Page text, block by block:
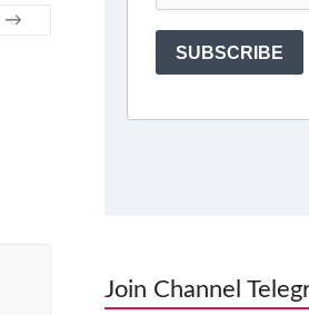
→
Join Channel